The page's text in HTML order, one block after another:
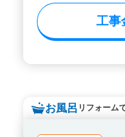
工事
お風呂 リフォーム